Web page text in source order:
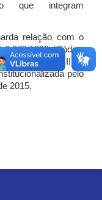
que integram
relação com o
1990 (Código
incisos I, II e III do
pelo
2015.